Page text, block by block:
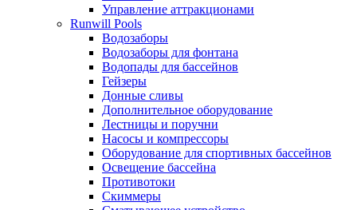
Управление аттракционами
Runwill Pools
Водозаборы
Водозаборы для фонтана
Водопады для бассейнов
Гейзеры
Донные сливы
Дополнительное оборудование
Лестницы и поручни
Насосы и компрессоры
Оборудование для спортивных бассейнов
Освещение бассейна
Противотоки
Скиммеры